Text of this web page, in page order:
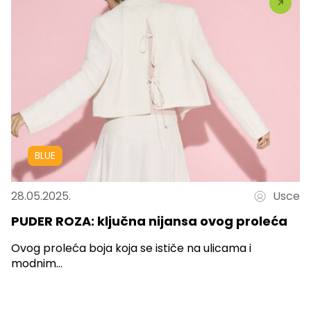
BLUE
28.05.2025. Usce
PUDER ROZA: ključna nijansa ovog proleća
Ovog proleća boja koja se ističe na ulicama i
modnim...